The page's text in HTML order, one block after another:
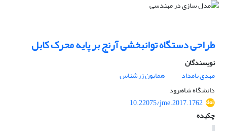
طراحی دستگاه توانبخشی آرنج بر پایه محرک کابل
نویسندگان
مهدی بامداد
همایون زرشناس
دانشگاه شاهرود
10.22075/jme.2017.1762
چکیده